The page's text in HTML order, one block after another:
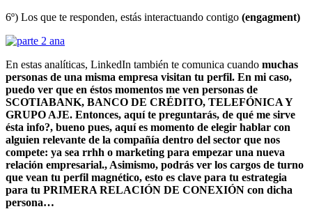
6º) Los que te responden, estás interactuando contigo (engagment)
En estas analíticas, LinkedIn también te comunica cuando muchas
personas de una misma empresa visitan tu perfil. En mi caso,
puedo ver que en éstos momentos me ven personas de
SCOTIABANK, BANCO DE CRÉDITO, TELEFÓNICA Y
GRUPO AJE. Entonces, aquí te preguntarás, de qué me sirve
ésta info?, bueno pues, aquí es momento de elegir hablar con
alguien relevante de la compañía dentro del sector que nos
compete: ya sea rrhh o marketing para empezar una nueva
relación empresarial., Asimismo, podrás ver los cargos de turno
que vean tu perfil magnético, esto es clave para tu estrategia
para tu PRIMERA RELACIÓN DE CONEXIÓN con dicha
persona…